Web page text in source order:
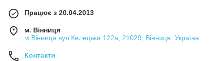
Працює з 20.04.2013
м. Вінниця
м.Вінниця вул.Келецька 122а, 21029, Вінниця, Україна
Контакти